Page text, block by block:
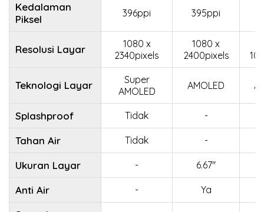
Kedalaman
Piksel
396ppi 395ppi
Resolusi Layar
1080 x
2340pixels
1080 x
2400pixels
Teknologi Layar
Super
AMOLED
AMOLED
Splashproof Tidak -
Tahan Air Tidak -
Ukuran Layar - 6.67"
Anti Air - Ya